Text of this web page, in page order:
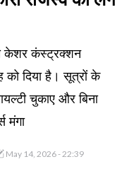
केशर कंस्ट्रक्शन
को दिया है। सूत्रों के
चुकाए और बिना
मंगा
May 14, 2026 - 22:39